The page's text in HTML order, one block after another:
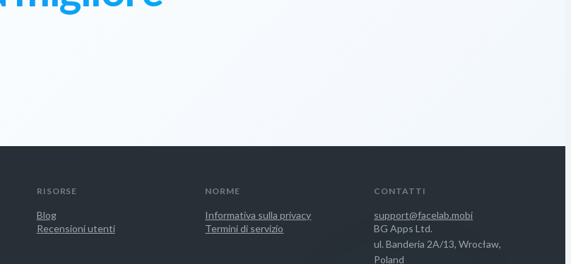
RISORSE
Blog
Recensioni utenti
NORME
Informativa sulla privacy
Termini di servizio
CONTATTI
support@facelab.mobi
BG Apps Ltd.
ul. Banderia 2A/13, Wrocław,
Poland